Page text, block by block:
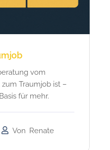
vom
Traumjob ist –
für mehr.
Von Renate